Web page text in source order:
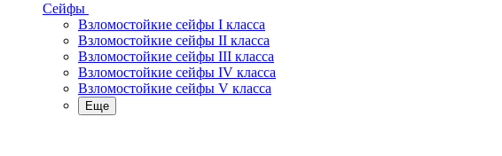
Сейфы
Взломостойкие сейфы I класса
Взломостойкие сейфы II класса
Взломостойкие сейфы III класса
Взломостойкие сейфы IV класса
Взломостойкие сейфы V класса
Еще